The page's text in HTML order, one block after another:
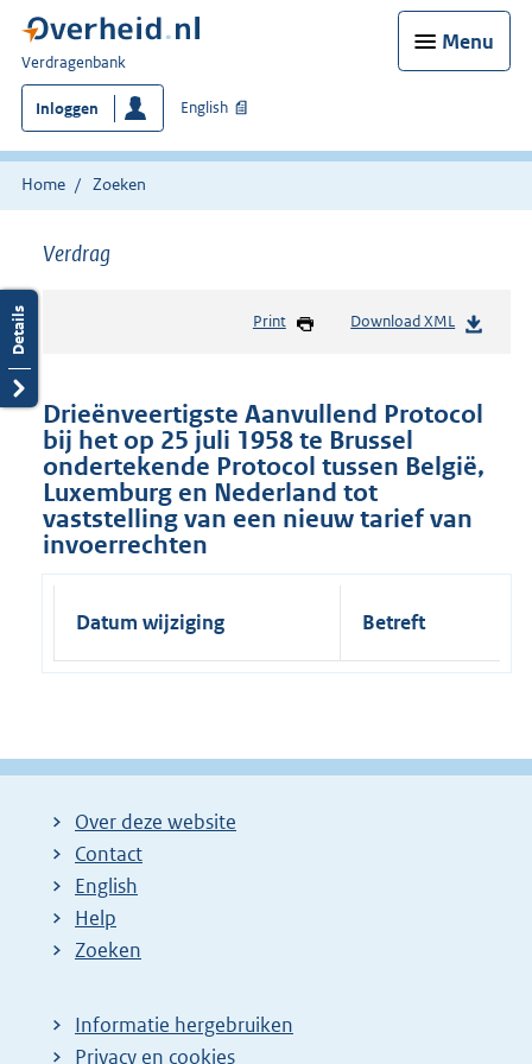
Menu
U
bent
hier:
Verdragenbank
Inloggen English
Home Zoeken
Verdrag
Print Download XML
Drieënveertigste Aanvullend Protocol
bij het op 25 juli 1958 te Brussel
ondertekende Protocol tussen België,
Luxemburg en Nederland tot
vaststelling van een nieuw tarief van
invoerrechten
Datum wijziging Betreft
Over deze website
Contact
English
Help
Zoeken
Informatie hergebruiken
Privacy en cookies